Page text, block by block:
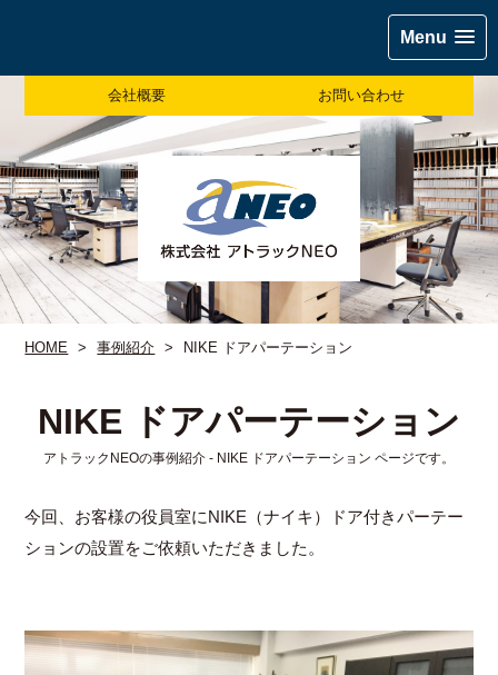
Menu
会社概要 お問い合わせ
HOME > 事例紹介 > NIKE ドアパーテーション
NIKE ドアパーテーション
アトラックNEOの事例紹介 - NIKE ドアパーテーション ページです。
今回、お客様の役員室にNIKE（ナイキ）ドア付きパーテー
ションの設置をご依頼いただきました。